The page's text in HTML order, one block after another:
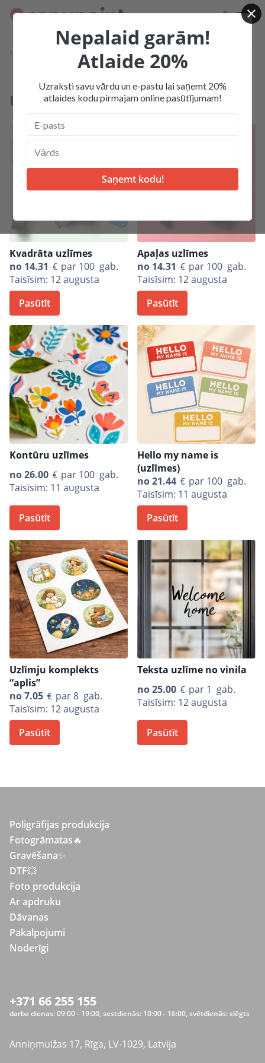
Produkcija Uzlīmes, stikeri
Uzlīmes, stikeri
Kvadrāta uzlīmes
no 14.31
par 100 gab.
Taisīsim: 12 augusta
Pasūtīt
Apaļas uzlīmes
no 14.31
par 100 gab.
Taisīsim: 12 augusta
Pasūtīt
Kontūru uzlīmes
no26.00
par 100 gab.
Taisīsim: 11 augusta
Pasūtīt
Hello my name is
(uzlīmes)
no21.44
par 100 gab.
Taisīsim: 11 augusta
Pasūtīt
Uzlīmju komplekts
“aplis”
no7.05
par 8 gab.
Taisīsim: 12 augusta
Pasūtīt
Teksta uzlīme no vinila
no25.00
par 1 gab.
Taisīsim: 12 augusta
Pasūtīt
Poligrāfijas produkcija
Fotogrāmatas🔥
Gravēšana✨
DTF💥
Foto produkcija
Ar apdruku
Dāvanas
Pakalpojumi
Noderīgi
+371 66 255 155
darba dienas: 09:00 - 19:00, sestdienās: 10:00 - 16:00, svētdienās: slēgts
Anniņmuižas 17, Rīga, LV-1029, Latvija
Nepalaid garām!
Atlaide 20%
Uzraksti savu vārdu un e-pastu lai saņemt 20%
atlaides kodu pirmajam online pasūtījumam!